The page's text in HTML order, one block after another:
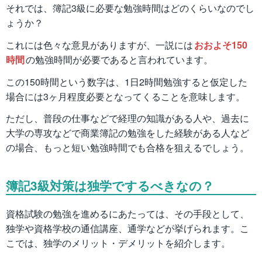
それでは、簿記3級に必要な勉強時間はどのくらいなのでし
ょうか？
これには色々な意見がありますが、一説にはおおよそ150
時間の勉強時間が必要であると言われています。
この150時間という数字は、1日2時間勉強すると仮定した
場合には3ヶ月程度必要となってくることを意味します。
ただし、普段の仕事などで経理の知識がある人や、過去に
大学の専攻などで商業簿記の勉強をした経験がある人など
の場合、もっと短い勉強時間でも合格を狙えるでしょう。
簿記3級対策は独学でするべきなの？
資格試験の勉強を進めるにあたっては、その手段として、
独学や資格学校の通信講座、通学などが挙げられます。こ
こでは、独学のメリット・デメリットを紹介します。